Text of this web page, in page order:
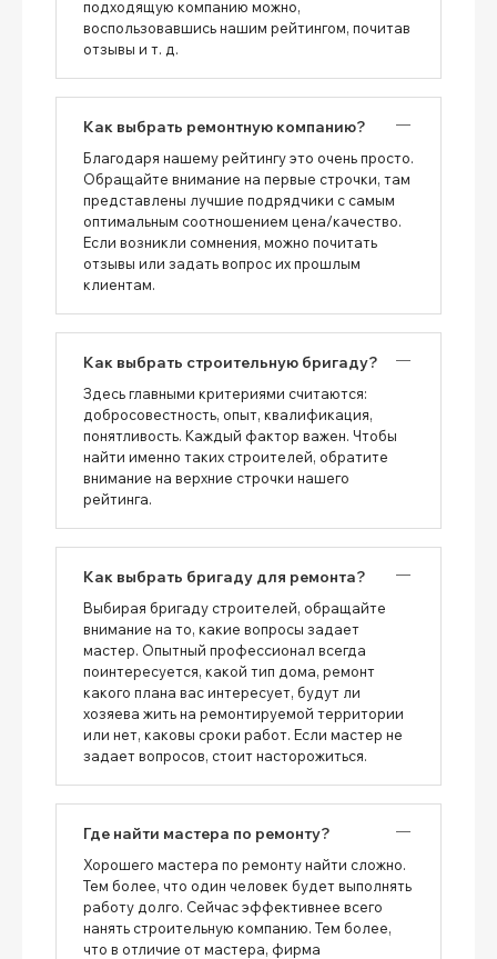
подходящую компанию можно,
воспользовавшись нашим рейтингом, почитав
отзывы и т. д.
Как выбрать ремонтную компанию?
Благодаря нашему рейтингу это очень просто.
Обращайте внимание на первые строчки, там
представлены лучшие подрядчики с самым
оптимальным соотношением цена/качество.
Если возникли сомнения, можно почитать
отзывы или задать вопрос их прошлым
клиентам.
Как выбрать строительную бригаду?
Здесь главными критериями считаются:
добросовестность, опыт, квалификация,
понятливость. Каждый фактор важен. Чтобы
найти именно таких строителей, обратите
внимание на верхние строчки нашего
рейтинга.
Как выбрать бригаду для ремонта?
Выбирая бригаду строителей, обращайте
внимание на то, какие вопросы задает
мастер. Опытный профессионал всегда
поинтересуется, какой тип дома, ремонт
какого плана вас интересует, будут ли
хозяева жить на ремонтируемой территории
или нет, каковы сроки работ. Если мастер не
задает вопросов, стоит насторожиться.
Где найти мастера по ремонту?
Хорошего мастера по ремонту найти сложно.
Тем более, что один человек будет выполнять
работу долго. Сейчас эффективнее всего
нанять строительную компанию. Тем более,
что в отличие от мастера, фирма